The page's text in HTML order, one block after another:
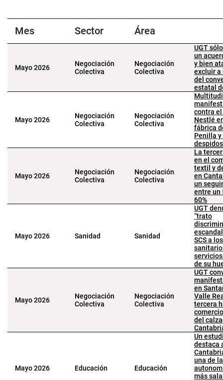
Mes Sector Área
Mayo 2026
Negociación
Colectiva
Negociación
Colectiva
UGT
un
y bien
excluir a
del
estatal
Mayo 2026
Negociación
Colectiva
Negociación
Colectiva
contra el
Nestlé
fábrica
Penilla y
Mayo 2026
Negociación
Colectiva
Negociación
Colectiva
La
en el
textil y
en
un
entre un
60%
Mayo 2026 Sanidad Sanidad
UGT
“trato
SCS a
de su
Mayo 2026
Negociación
Colectiva
Negociación
Colectiva
UGT
en
Valle
tercera
del
Mayo 2026 Educación Educación
Un
destaca
una de
más